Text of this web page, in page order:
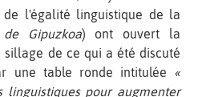
de l'égalité linguistique de la
Gipuzkoa) ont ouvert la
sillage de ce qui a été discuté
une table ronde intitulée «
linguistiques pour augmenter